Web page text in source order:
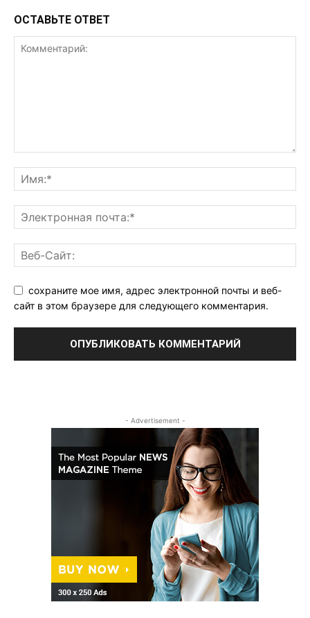
ОСТАВЬТЕ ОТВЕТ
сохраните мое имя, адрес электронной почты и веб-
сайт в этом браузере для следующего комментария.
- Advertisement -